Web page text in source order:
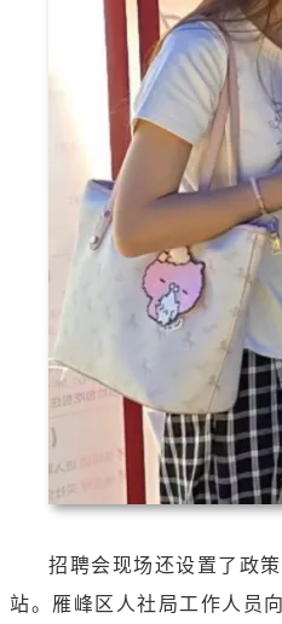
招聘会现场还设置了政
站。雁峰区人社局工作人员